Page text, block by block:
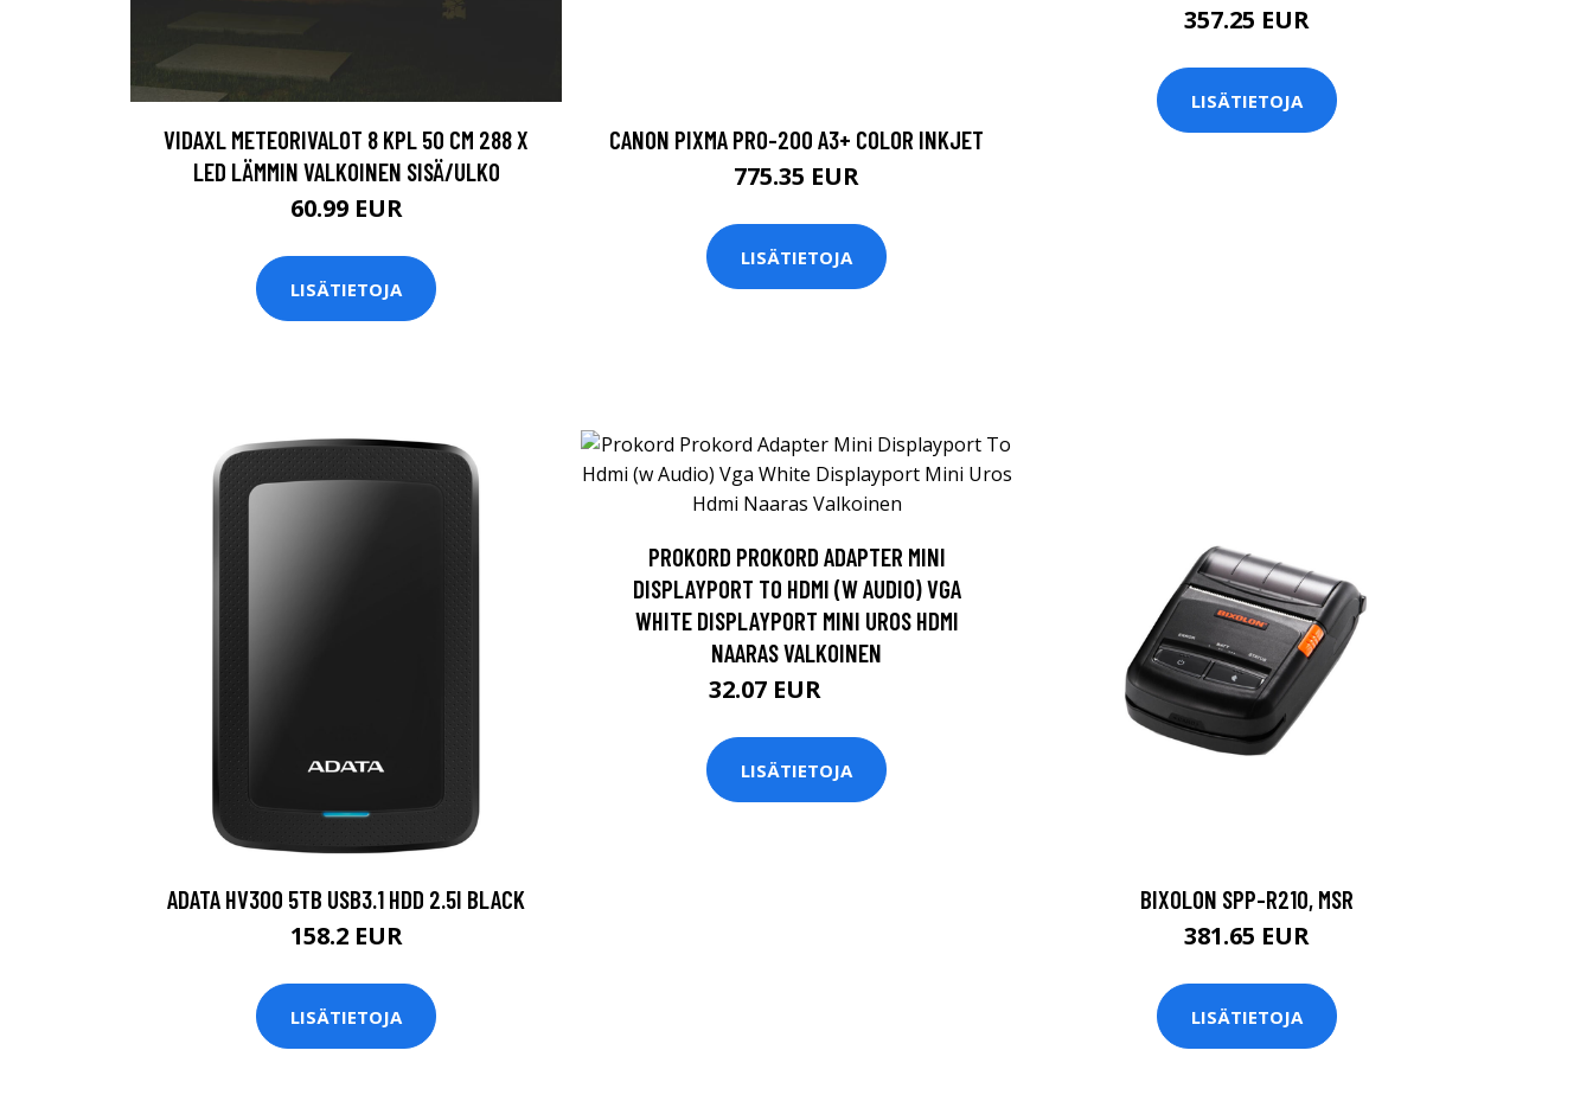
VIDAXL METEORIVALOT 8 KPL 50 CM 288 X
LED LÄMMIN VALKOINEN SISÄ/ULKO
60.99 EUR
LISÄTIETOJA
CANON PIXMA PRO-200 A3+ COLOR INKJET
775.35 EUR
LISÄTIETOJA
357.25 EUR
LISÄTIETOJA
ADATA HV300 5TB USB3.1 HDD 2.5I BLACK
158.2 EUR
LISÄTIETOJA
PROKORD PROKORD ADAPTER MINI
DISPLAYPORT TO HDMI (W AUDIO) VGA
WHITE DISPLAYPORT MINI UROS HDMI
NAARAS VALKOINEN
32.07 EUR
LISÄTIETOJA
BIXOLON SPP-R210, MSR
381.65 EUR
LISÄTIETOJA